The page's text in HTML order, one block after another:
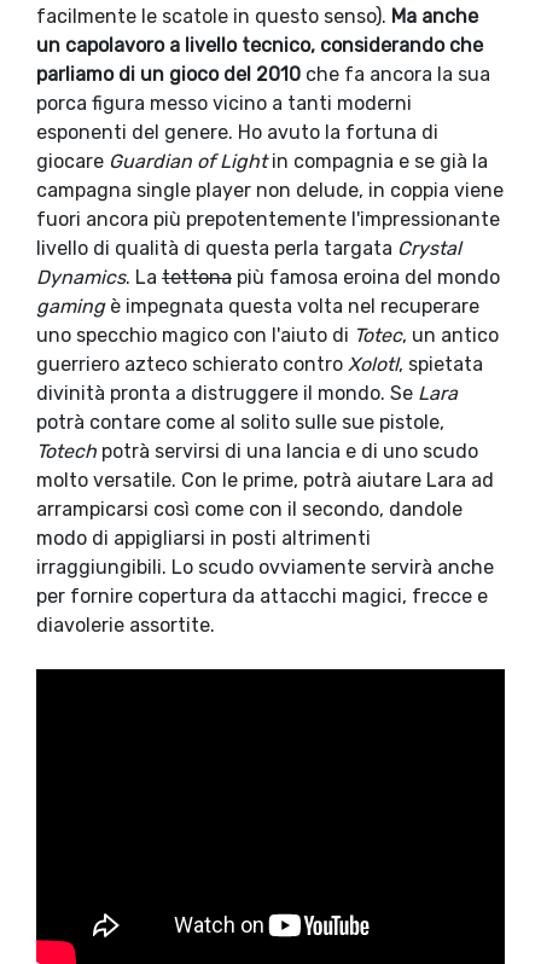
facilmente le scatole in questo senso). Ma anche
un capolavoro a livello tecnico, considerando che
parliamo di un gioco del 2010 che fa ancora la sua
porca figura messo vicino a tanti moderni
esponenti del genere. Ho avuto la fortuna di
giocare Guardian of Lightin compagnia e se già la
campagna single player non delude, in coppia viene
fuori ancora più prepotentemente l'impressionante
livello di qualità di questa perla targata Crystal
Dynamics. La tettona più famosa eroina del mondo
gamingè impegnata questa volta nel recuperare
uno specchio magico con l'aiuto di Totec, un antico
guerriero azteco schierato contro Xolotl, spietata
divinità pronta a distruggere il mondo. Se Lara
potrà contare come al solito sulle sue pistole,
Totech potrà servirsi di una lancia e di uno scudo
molto versatile. Con le prime, potrà aiutare Lara ad
arrampicarsi così come con il secondo, dandole
modo di appigliarsi in posti altrimenti
irraggiungibili. Lo scudo ovviamente servirà anche
per fornire copertura da attacchi magici, frecce e
diavolerie assortite.